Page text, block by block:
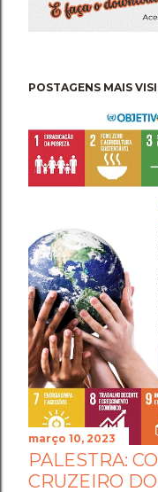
POSTAGENS MAIS
março 10, 2023
PALESTRA:
CRUZEIRO